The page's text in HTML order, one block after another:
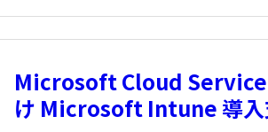
Microsoft Cloud Service
け Microsoft Intune 導入